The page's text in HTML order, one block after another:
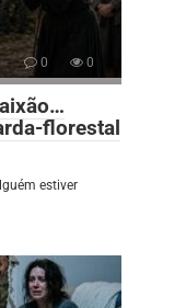
0 0
florestal
estiver